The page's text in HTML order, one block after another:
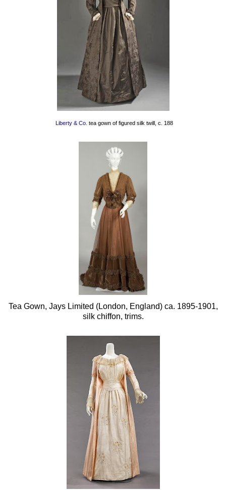
Liberty & Co. tea gown of figured silk twill, c. 188
Tea Gown, Jays Limited (London, England) ca. 1895-1901,
silk chiffon, trims.